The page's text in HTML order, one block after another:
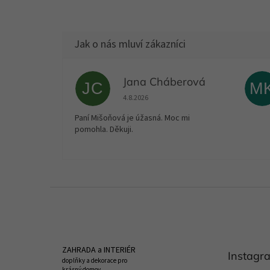
JC Jana Cháberová
Hodnocení obchodu je 5 z 5 hvězdiček.
4.8.2026
Paní Mišoňová je úžasná. Moc mi
pomohla. Děkuji.
ZAHRADA a INTERIÉR
doplňky a dekorace pro